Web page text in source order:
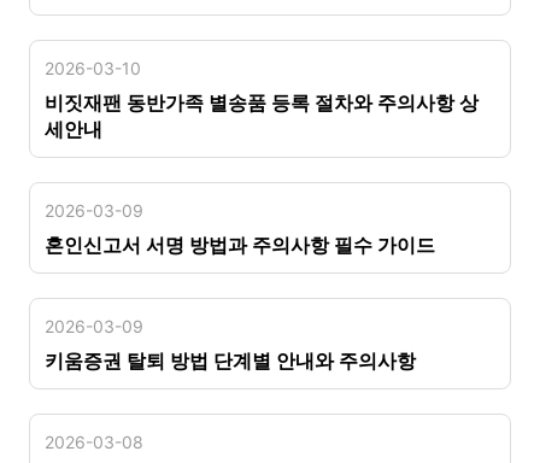
2026-03-10
비짓재팬 동반가족 별송품 등록 절차와 주의사항 상
세안내
2026-03-09
혼인신고서 서명 방법과 주의사항 필수 가이드
2026-03-09
키움증권 탈퇴 방법 단계별 안내와 주의사항
2026-03-08